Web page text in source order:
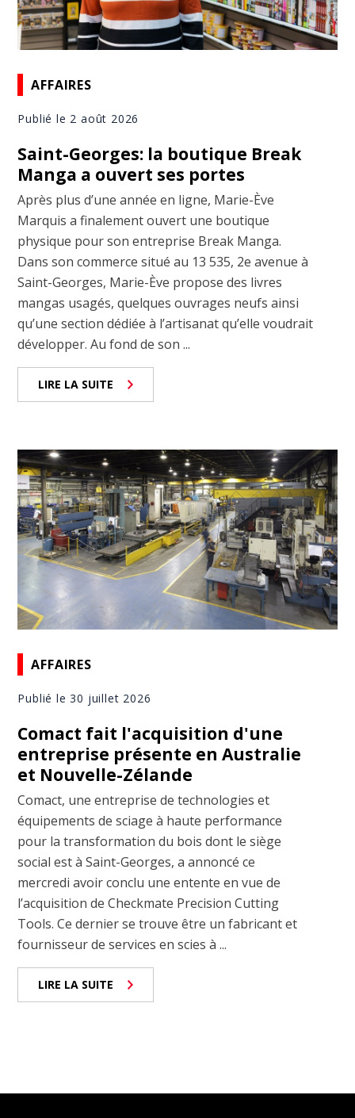
AFFAIRES
Publié le 2 août 2026
Saint-Georges: la boutique Break
Manga a ouvert ses portes
Après plus d’une année en ligne, Marie-Ève
Marquis a finalement ouvert une boutique
physique pour son entreprise Break Manga.
Dans son commerce situé au 13 535, 2e avenue à
Saint-Georges, Marie-Ève propose des livres
mangas usagés, quelques ouvrages neufs ainsi
qu’une section dédiée à l’artisanat qu’elle voudrait
développer. Au fond de son ...
LIRE LA SUITE
AFFAIRES
Publié le 30 juillet 2026
Comact fait l'acquisition d'une
entreprise présente en Australie
et Nouvelle-Zélande
Comact, une entreprise de technologies et
équipements de sciage à haute performance
pour la transformation du bois dont le siège
social est à Saint-Georges, a annoncé ce
mercredi avoir conclu une entente en vue de
l’acquisition de Checkmate Precision Cutting
Tools. Ce dernier se trouve être un fabricant et
fournisseur de services en scies à ...
LIRE LA SUITE